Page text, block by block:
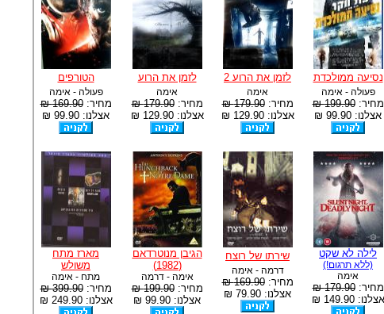
נסיעה ממולכדת
פעולה - אימה
מחיר:199.90 ₪
אצלנו: 99.90 ₪
לזמן את הרוע 2
אימה
מחיר:179.90 ₪
אצלנו: 129.90 ₪
לזמן את הרוע
אימה
מחיר:179.90 ₪
אצלנו: 129.90 ₪
הטורפים
פעולה - אימה
מחיר:169.90 ₪
אצלנו: 99.90 ₪
לילה לא שקט
(ללא תרגום!)
אימה
מחיר:179.90 ₪
אצלנו: 149.90 ₪
שירתו של רוצח
דרמה - אימה
מחיר:169.90 ₪
אצלנו: 79.90 ₪
הגיבן מנוטרדאם
(1982)
אימה - דרמה
מחיר:199.90 ₪
אצלנו: 99.90 ₪
מארז מתח
משולש
מתח - אימה
מחיר:399.90 ₪
אצלנו: 249.90 ₪